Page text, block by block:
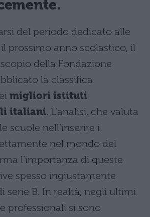
del periodo dedicato alle
prossimo anno scolastico, il
della Fondazione
la classifica
migliori istituti
italiani. L’analisi, che valuta
scuole nell’inserire i
nel mondo del
l’importanza di queste
spesso ingiustamente
serie B. In realtà, negli ultimi
professionali si sono